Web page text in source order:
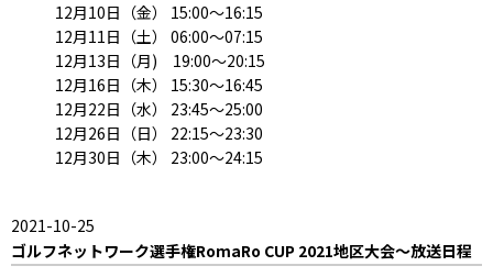
12月10日（金） 15:00～16:15
12月11日（土） 06:00～07:15
12月13日（月) 19:00～20:15
12月16日（木） 15:30～16:45
12月22日（水） 23:45～25:00
12月26日（日） 22:15～23:30
12月30日（木） 23:00～24:15
2021-10-25
ゴルフネットワーク選手権RomaRo CUP 2021地区大会～放送日程